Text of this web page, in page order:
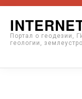
содержимому
Портал о геодезии,
геологии,